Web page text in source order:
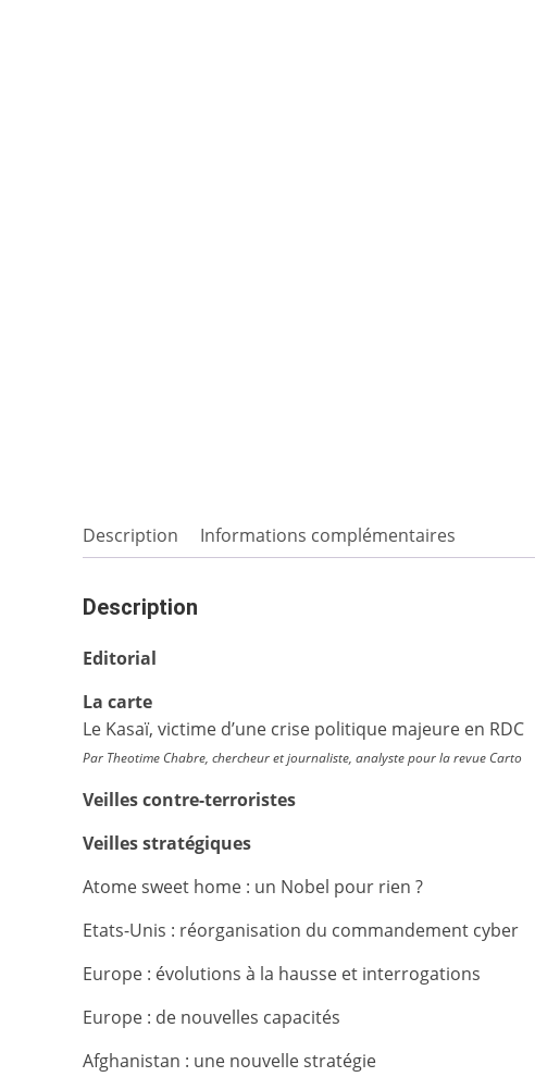
Description Informations complémentaires
Description
Editorial
La carte
Le Kasaï, victime d’une crise politique majeure en RDC
Par Theotime Chabre, chercheur et journaliste, analyste pour la revue Carto
Veilles contre-terroristes
Veilles stratégiques
Atome sweet home : un Nobel pour rien ?
Etats-Unis : réorganisation du commandement cyber
Europe : évolutions à la hausse et interrogations
Europe : de nouvelles capacités
Afghanistan : une nouvelle stratégie